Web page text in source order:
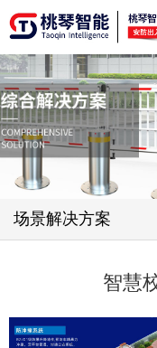
场景解决方案
智慧